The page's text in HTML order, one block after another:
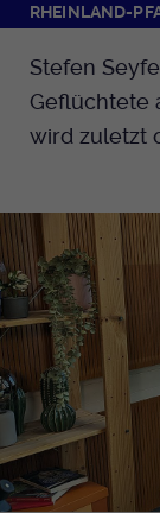
RHEINLAND-
Stefen
Geflüchtete
wird zuletzt